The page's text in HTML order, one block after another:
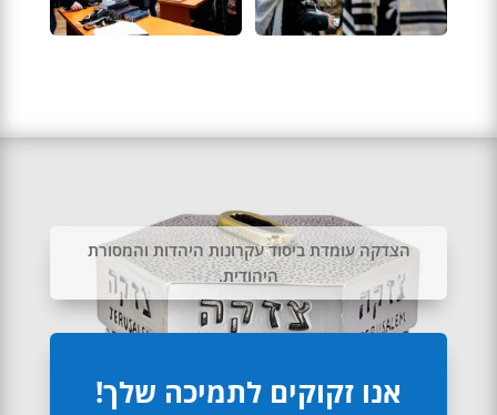
הצדקה עומדת ביסוד עקרונות היהדות והמסורת
היהודית.
אנו זקוקים לתמיכה שלך!